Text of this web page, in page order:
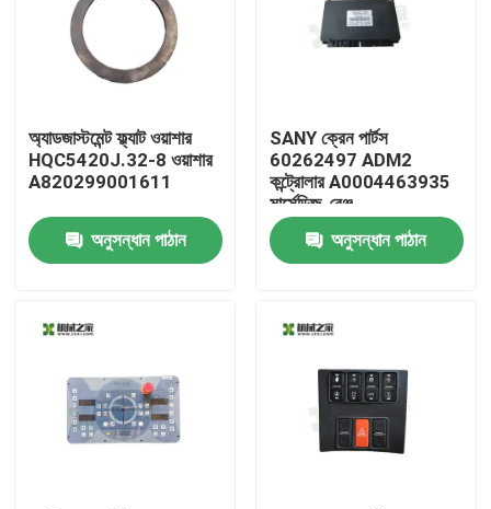
বাড়ি
পণ্য
আমাদের সম্পর্কে
অ্যাডজাস্টমেন্ট ফ্ল্যাট ওয়াশার
HQC5420J.32-8 ওয়াশার
A820299001611
অনুসন্ধান পাঠান
SANY ক্রেন পার্টস
60262497 ADM2
কন্ট্রোলার A0004463935
মার্সেডিজ-বেঞ্জ
অনুসন্ধান পাঠান